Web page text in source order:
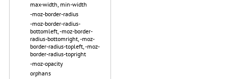
max-width, min-width
-moz-border-radius
-moz-border-radius-
bottomleft, -moz-border-
radius-bottomright, -moz-
border-radius-topleft, -moz-
border-radius-topright
-moz-opacity
orphans